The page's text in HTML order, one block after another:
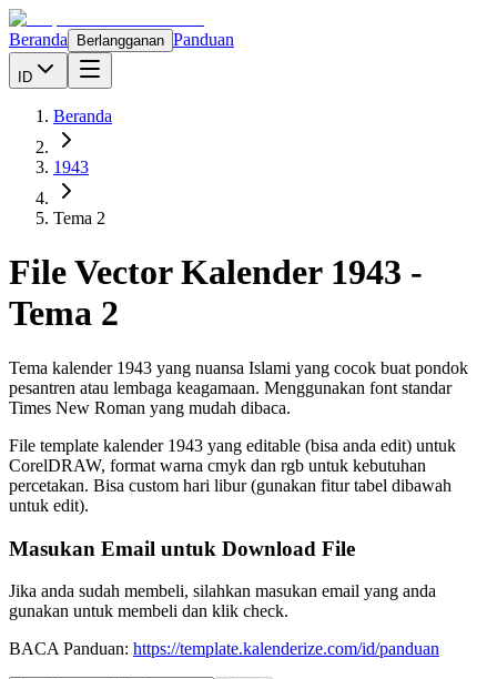
Beranda Berlangganan Panduan
ID
Beranda
1943
Tema 2
File Vector Kalender 1943 -
Tema 2
Tema kalender 1943 yang nuansa Islami yang cocok buat pondok
pesantren atau lembaga keagamaan. Menggunakan font standar
Times New Roman yang mudah dibaca.
File template kalender 1943 yang editable (bisa anda edit) untuk
CorelDRAW, format warna cmyk dan rgb untuk kebutuhan
percetakan. Bisa custom hari libur (gunakan fitur tabel dibawah
untuk edit).
Masukan Email untuk Download File
Jika anda sudah membeli, silahkan masukan email yang anda
gunakan untuk membeli dan klik check.
BACA Panduan: https://template.kalenderize.com/id/panduan